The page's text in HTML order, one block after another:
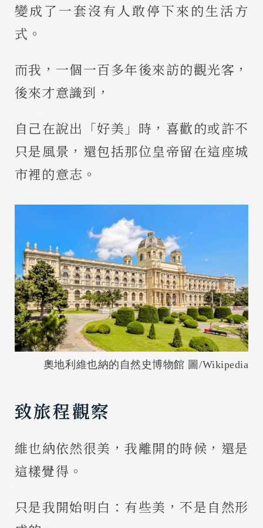
變成了一套沒有人敢停下來的生活方
式。
而我，一個一百多年後來訪的觀光客，
後來才意識到，
自己在說出「好美」時，喜歡的或許不
只是風景，還包括那位皇帝留在這座城
市裡的意志。
奧地利維也納的自然史博物館 圖/Wikipedia
致旅程觀察
維也納依然很美，我離開的時候，還是
這樣覺得。
只是我開始明白：有些美，不是自然形